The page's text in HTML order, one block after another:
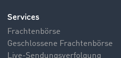
Services
Frachtenbörse
Geschlossene Frachtenbörse
Live-Sendungsverfolgung